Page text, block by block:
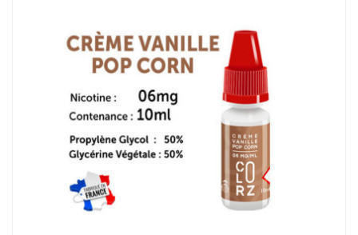
VAP COLORZ Crème vanille pop corn 6 mg/ml
UTILISATION DES COOKIES
Notre site internet utilise des cookies. Certains de ces cookies
nécessaires au bon fonctionnement du site et ne peuvent être